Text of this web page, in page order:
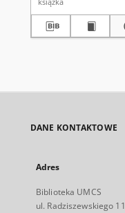
DANE KONTAKTOWE
Adres
Biblioteka UMCS
ul. Radziszewskiego 11